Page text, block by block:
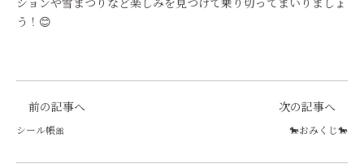
う！😊
前の記事へ
シール帳🎀
次の記事へ
🐎おみくじ🐎